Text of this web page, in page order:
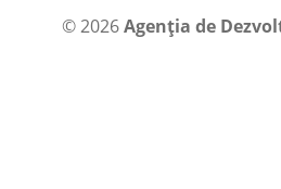
© 2026Agenția de